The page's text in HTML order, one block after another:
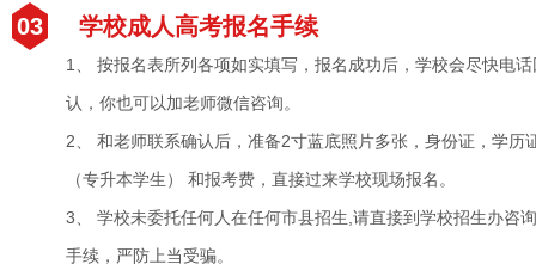
03 学校成人高考报名手续
1、 按报名表所列各项如实填写，报名成功后，学校会尽快电
认，你也可以加老师微信咨询。
2、 和老师联系确认后，准备2寸蓝底照片多张，身份证，学历
（专升本学生） 和报考费，直接过来学校现场报名。
3、 学校未委托任何人在任何市县招生,请直接到学校招生办咨
手续，严防上当受骗。